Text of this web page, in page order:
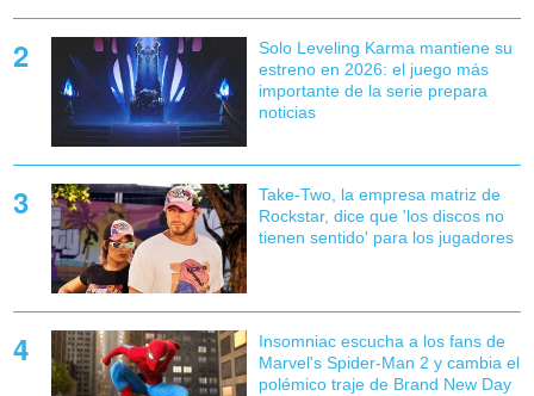
Solo Leveling Karma mantiene su
estreno en 2026: el juego más
importante de la serie prepara
noticias
Take-Two, la empresa matriz de
Rockstar, dice que 'los discos no
tienen sentido' para los jugadores
Insomniac escucha a los fans de
Marvel's Spider-Man 2 y cambia el
polémico traje de Brand New Day